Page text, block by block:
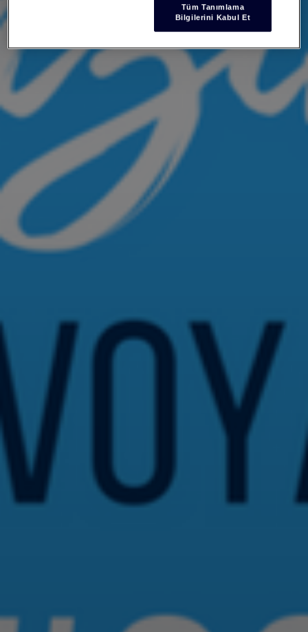
Tüm Tanımlama
Bilgilerini Kabul Et